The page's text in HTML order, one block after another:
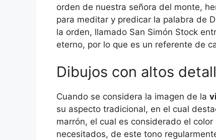
orden de nuestra señora del monte,
para meditar y predicar la palabra de
la orden, llamado San Simón Stock
eterno, por lo que es un referente de
Dibujos con altos
Cuando se considera la imagen de la
su aspecto tradicional, en el cual
marrón, el cual es considerado el
necesitados, de este tono